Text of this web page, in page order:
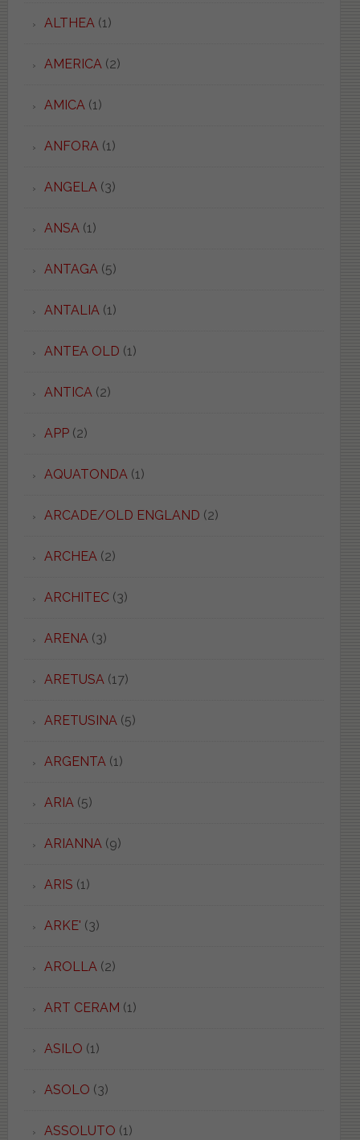
ALTHEA(1)
AMERICA(2)
AMICA(1)
ANFORA(1)
ANGELA(3)
ANSA(1)
ANTAGA(5)
ANTALIA(1)
ANTEA OLD (1)
ANTICA(2)
APP(2)
AQUATONDA(1)
ARCADE/OLD ENGLAND (2)
ARCHEA(2)
ARCHITEC(3)
ARENA(3)
ARETUSA(17)
ARETUSINA(5)
ARGENTA(1)
ARIA(5)
ARIANNA(9)
ARIS (1)
ARKE' (3)
AROLLA(2)
ART CERAM (1)
ASILO (1)
ASOLO (3)
ASSOLUTO (1)